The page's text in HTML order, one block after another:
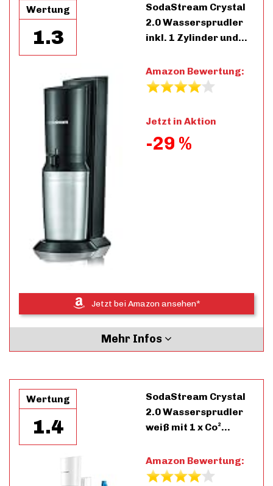
Wertung
1.3
SodaStream Crystal
2.0 Wassersprudler
inkl. 1 Zylinder und…
Amazon Bewertung:
Jetzt in Aktion
-29 %
Jetzt bei Amazon ansehen*
Mehr Infos
Wertung
1.4
SodaStream Crystal
2.0 Wassersprudler
weiß mit 1 x Co²…
Amazon Bewertung: